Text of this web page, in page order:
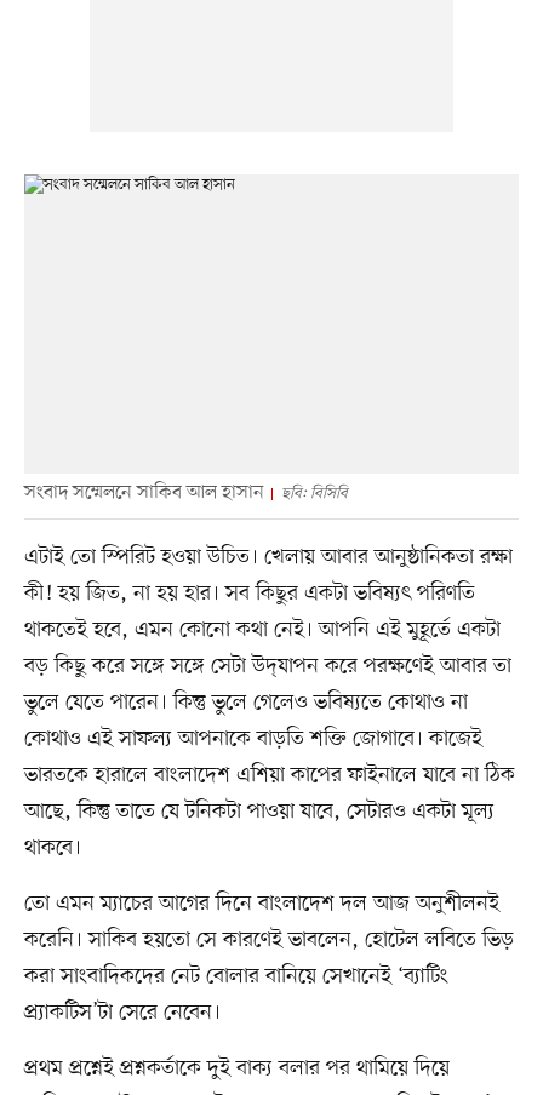
সংবাদ সম্মেলনে সাকিব আল হাসান ছবি: বিসিবি
এটাই তো স্পিরিট হওয়া উচিত। খেলায় আবার আনুষ্ঠানিকতা রক্ষা
কী! হয় জিত, না হয় হার। সব কিছুর একটা ভবিষ্যৎ পরিণতি
থাকতেই হবে, এমন কোনো কথা নেই। আপনি এই মুহূর্তে একটা
বড় কিছু করে সঙ্গে সঙ্গে সেটা উদ্‌যাপন করে পরক্ষণেই আবার তা
ভুলে যেতে পারেন। কিন্তু ভুলে গেলেও ভবিষ্যতে কোথাও না
কোথাও এই সাফল্য আপনাকে বাড়তি শক্তি জোগাবে। কাজেই
ভারতকে হারালে বাংলাদেশ এশিয়া কাপের ফাইনালে যাবে না ঠিক
আছে, কিন্তু তাতে যে টনিকটা পাওয়া যাবে, সেটারও একটা মূল্য
থাকবে।
তো এমন ম্যাচের আগের দিনে বাংলাদেশ দল আজ অনুশীলনই
করেনি। সাকিব হয়তো সে কারণেই ভাবলেন, হোটেল লবিতে ভিড়
করা সাংবাদিকদের নেট বোলার বানিয়ে সেখানেই ‘ব্যাটিং
প্র্যাকটিস’টা সেরে নেবেন।
প্রথম প্রশ্নেই প্রশ্নকর্তাকে দুই বাক্য বলার পর থামিয়ে দিয়ে